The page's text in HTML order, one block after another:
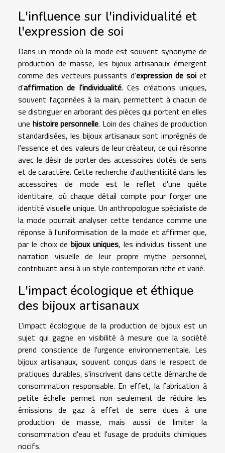
L'influence sur l'individualité et
l'expression de soi
Dans un monde où la mode est souvent synonyme de
production de masse, les bijoux artisanaux émergent
comme des vecteurs puissants d'expression de soiet
d'affirmation de l'individualité. Ces créations uniques,
souvent façonnées à la main, permettent à chacun de
se distinguer en arborant des pièces qui portent en elles
une histoire personnelle. Loin des chaînes de production
standardisées, les bijoux artisanaux sont imprégnés de
l'essence et des valeurs de leur créateur, ce qui résonne
avec le désir de porter des accessoires dotés de sens
et de caractère. Cette recherche d'authenticité dans les
accessoires de mode est le reflet d'une quête
identitaire, où chaque détail compte pour forger une
identité visuelle unique. Un anthropologue spécialiste de
la mode pourrait analyser cette tendance comme une
réponse à l'uniformisation de la mode et affirmer que,
par le choix debijoux uniques, les individus tissent une
narration visuelle de leur propre mythe personnel,
contribuant ainsi à un style contemporain riche et varié.
L'impact écologique et éthique
des bijoux artisanaux
L'impact écologique de la production de bijoux est un
sujet qui gagne en visibilité à mesure que la société
prend conscience de l'urgence environnementale. Les
bijoux artisanaux, souvent conçus dans le respect de
pratiques durables, s'inscrivent dans cette démarche de
consommation responsable. En effet, la fabrication à
petite échelle permet non seulement de réduire les
émissions de gaz à effet de serre dues à une
production de masse, mais aussi de limiter la
consommation d'eau et l'usage de produits chimiques
nocifs.